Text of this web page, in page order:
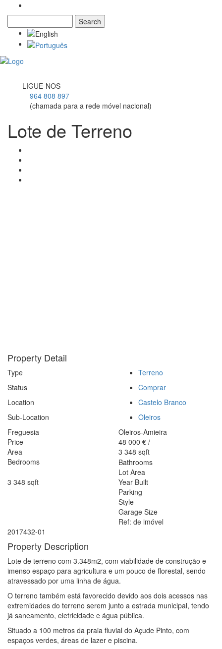
Search form
LIGUE-NOS
964 808 897
(chamada para a rede móvel nacional)
Lote de Terreno
Property Detail
Type
Terreno
Status
Comprar
Location
Castelo Branco
Sub-Location
Oleiros
Freguesia
Oleiros-Amieira
Price
48 000 € /
Area
3 348 sqft
Bedrooms
Bathrooms
Lot Area
3 348 sqft
Year Built
Parking
Style
Garage Size
Ref: de imóvel
2017432-01
Property Description
Lote de terreno com 3.348m2, com viabilidade de construção e
imenso espaço para agricultura e um pouco de florestal, sendo
atravessado por uma linha de água.
O terreno também está favorecido devido aos dois acessos nas
extremidades do terreno serem junto a estrada municipal, tendo
já saneamento, eletricidade e água pública.
Situado a 100 metros da praia fluvial do Açude Pinto, com
espaços verdes, áreas de lazer e piscina.